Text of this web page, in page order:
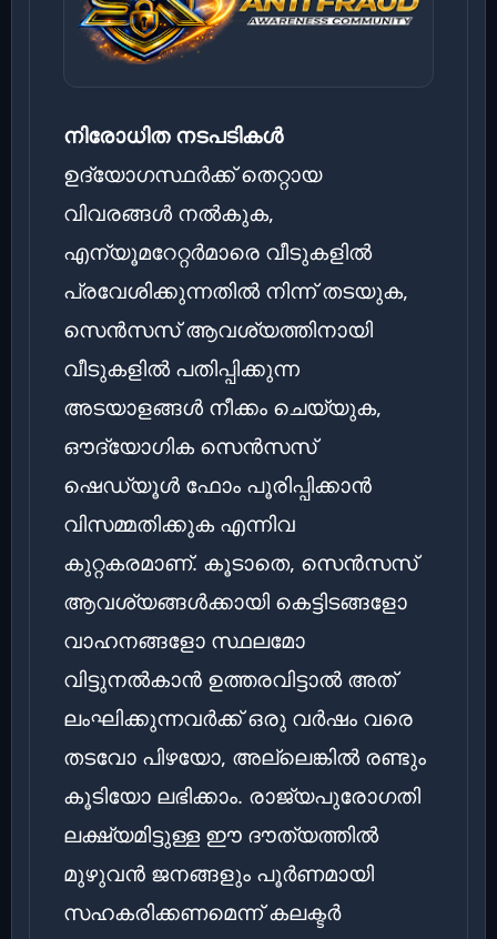
നിരോധിത നടപടികൾ
ഉദ്യോഗസ്ഥർക്ക് തെറ്റായ
വിവരങ്ങൾ നൽകുക,
എന്യൂമറേറ്റർമാരെ വീടുകളിൽ
പ്രവേശിക്കുന്നതിൽ നിന്ന് തടയുക,
സെൻസസ് ആവശ്യത്തിനായി
വീടുകളിൽ പതിപ്പിക്കുന്ന
അടയാളങ്ങൾ നീക്കം ചെയ്യുക,
ഔദ്യോഗിക സെൻസസ്
ഷെഡ്യൂൾ ഫോം പൂരിപ്പിക്കാൻ
വിസമ്മതിക്കുക എന്നിവ
കുറ്റകരമാണ്. കൂടാതെ, സെൻസസ്
ആവശ്യങ്ങൾക്കായി കെട്ടിടങ്ങളോ
വാഹനങ്ങളോ സ്ഥലമോ
വിട്ടുനൽകാൻ ഉത്തരവിട്ടാൽ അത്
ലംഘിക്കുന്നവർക്ക് ഒരു വർഷം വരെ
തടവോ പിഴയോ, അല്ലെങ്കിൽ രണ്ടും
കൂടിയോ ലഭിക്കാം. രാജ്യപുരോഗതി
ലക്ഷ്യമിട്ടുള്ള ഈ ദൗത്യത്തിൽ
മുഴുവൻ ജനങ്ങളും പൂർണമായി
സഹകരിക്കണമെന്ന് കലക്ടർ